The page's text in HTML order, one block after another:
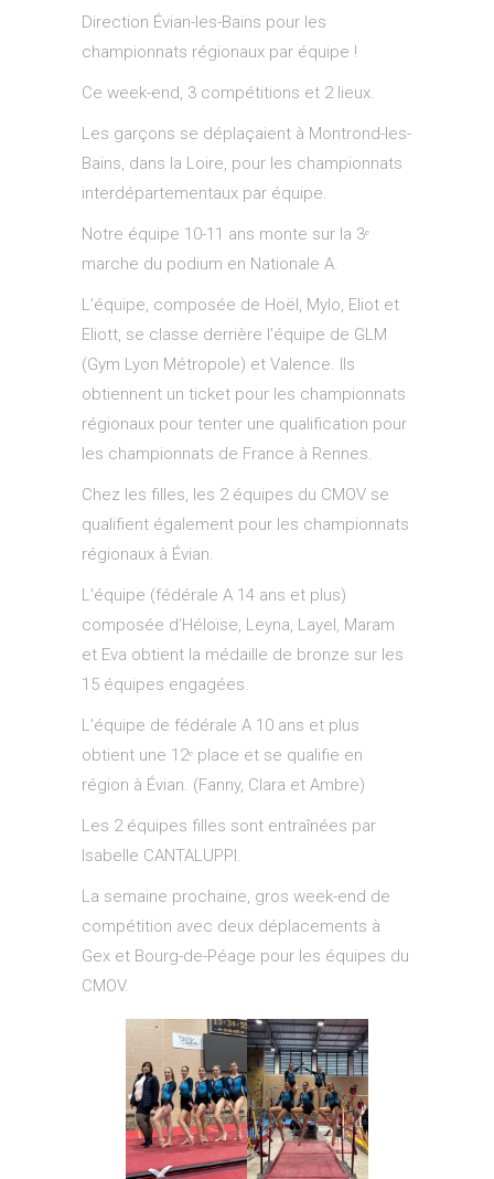
Direction Évian-les-Bains pour les
championnats régionaux par équipe !
Ce week-end, 3 compétitions et 2 lieux.
Les garçons se déplaçaient à Montrond-les-
Bains, dans la Loire, pour les championnats
interdépartementaux par équipe.
Notre équipe 10-11 ans monte sur la 3ᵉ
marche du podium en Nationale A.
L’équipe, composée de Hoël, Mylo, Eliot et
Eliott, se classe derrière l’équipe de GLM
(Gym Lyon Métropole) et Valence. Ils
obtiennent un ticket pour les championnats
régionaux pour tenter une qualification pour
les championnats de France à Rennes.
Chez les filles, les 2 équipes du CMOV se
qualifient également pour les championnats
régionaux à Évian.
L’équipe (fédérale A 14 ans et plus)
composée d’Héloïse, Leyna, Layel, Maram
et Eva obtient la médaille de bronze sur les
15 équipes engagées.
L’équipe de fédérale A 10 ans et plus
obtient une 12ᵉ place et se qualifie en
région à Évian. (Fanny, Clara et Ambre)
Les 2 équipes filles sont entraînées par
Isabelle CANTALUPPI.
La semaine prochaine, gros week-end de
compétition avec deux déplacements à
Gex et Bourg-de-Péage pour les équipes du
CMOV.